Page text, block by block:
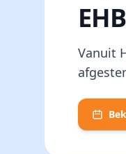
Vanuit